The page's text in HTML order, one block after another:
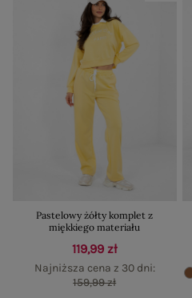
Pastelowy żółty komplet z
miękkiego materiału
119,99 zł
Najniższa cena z 30 dni:
159,99 zł